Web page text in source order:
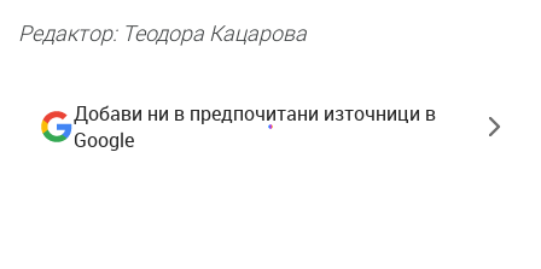
Редактор: Теодора Кацарова
Добави ни в предпочитани източници в
Google